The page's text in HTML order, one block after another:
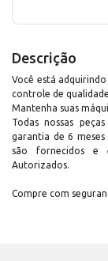
Descrição
Você está
controle de
Mantenha suas
Todas nossas
garantia de 6
são fornecidos e
Autorizados.
Compre com